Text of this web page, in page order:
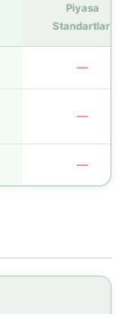
Piyasa
Standartları
—
—
—